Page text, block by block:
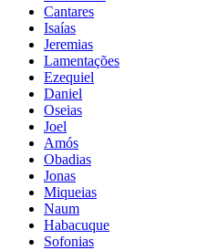
Cantares
Isaías
Jeremias
Lamentações
Ezequiel
Daniel
Oseias
Joel
Amós
Obadias
Jonas
Miqueias
Naum
Habacuque
Sofonias